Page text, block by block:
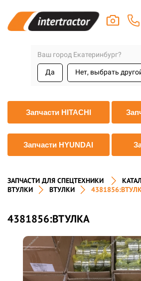
Ваш город Екатеринбург?
Да Нет, выбрать
Запчасти HITACHI
Запчасти HYUNDAI
ЗАПЧАСТИ ДЛЯ СПЕЦТЕХНИКИ
ВТУЛКИ
ВТУЛКИ
4381856:ВТУЛКА